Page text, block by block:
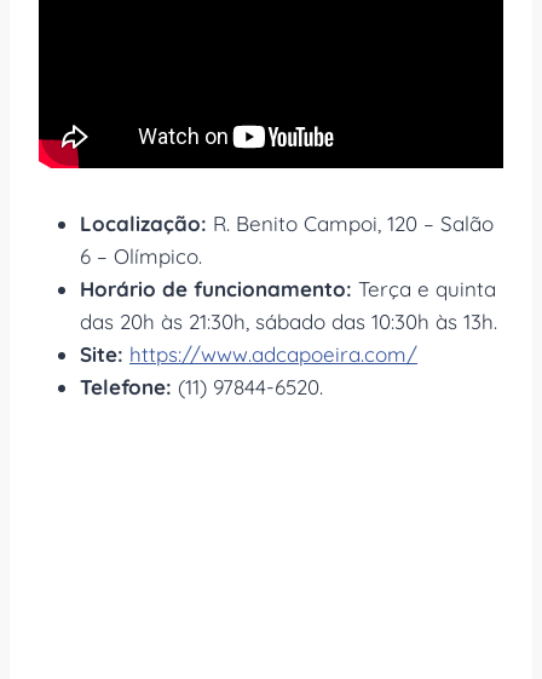
Localização: R. Benito Campoi, 120 – Salão
6 – Olímpico.
Horário de funcionamento: Terça e quinta
das 20h às 21:30h, sábado das 10:30h às 13h.
Site: https://www.adcapoeira.com/
Telefone: (11) 97844-6520.